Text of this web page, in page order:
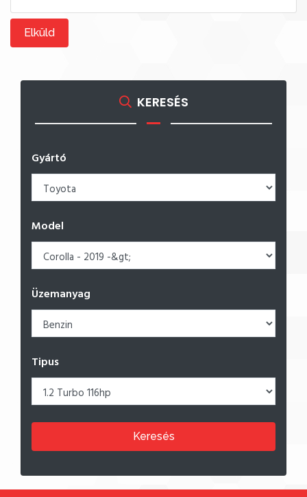
Elküld
KERESÉS
Gyártó
Model
Üzemanyag
Tipus
Keresés